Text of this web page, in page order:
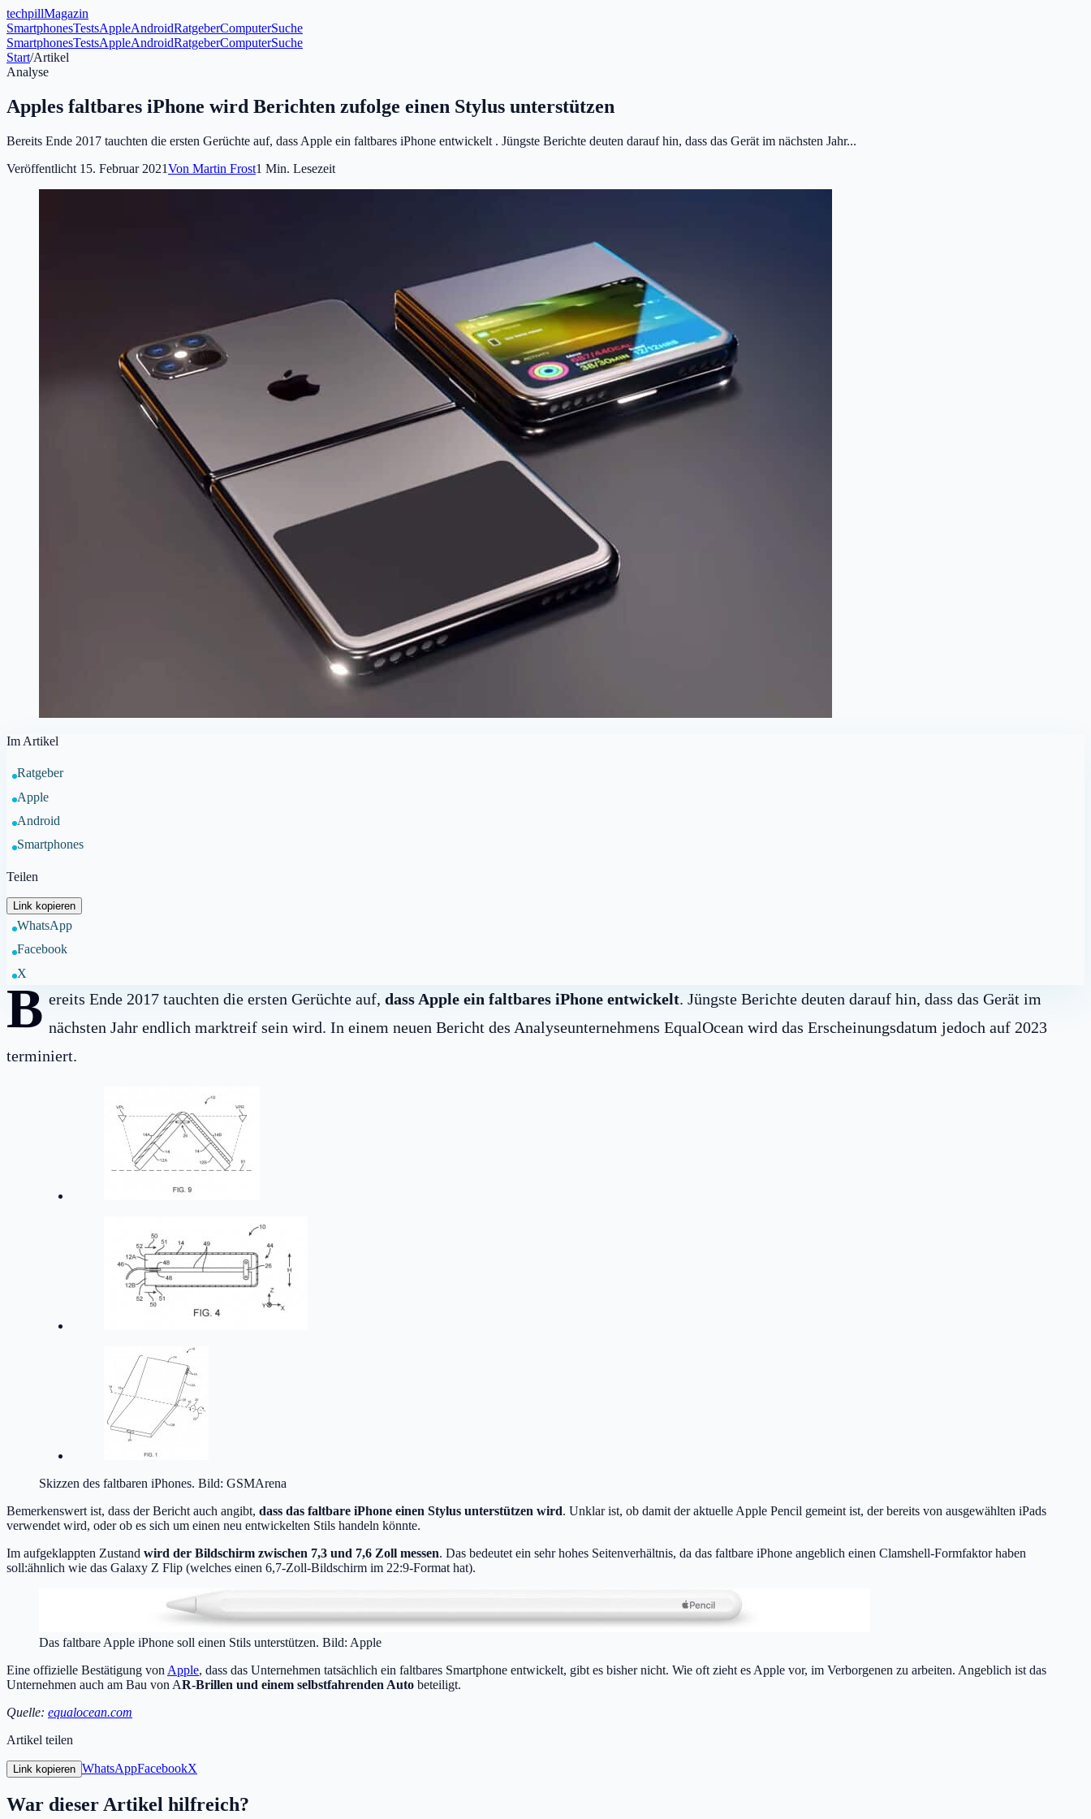
techpillMagazin
SmartphonesTestsAppleAndroidRatgeberComputerSuche
SmartphonesTestsAppleAndroidRatgeberComputerSuche
Start/Artikel
Analyse
Apples faltbares iPhone wird Berichten zufolge einen Stylus unterstützen
Bereits Ende 2017 tauchten die ersten Gerüchte auf, dass Apple ein faltbares iPhone entwickelt . Jüngste Berichte deuten darauf hin, dass das Gerät im nächsten Jahr...
Veröffentlicht 15. Februar 2021Von Martin Frost1 Min. Lesezeit
Im Artikel
Ratgeber
Apple
Android
Smartphones
Teilen
Link kopieren
WhatsApp
Facebook
X
B ereits Ende 2017 tauchten die ersten Gerüchte auf,dass Apple ein faltbares iPhone entwickelt. Jüngste Berichte deuten darauf hin, dass das Gerät im
nächsten Jahr endlich marktreif sein wird. In einem neuen Bericht des Analyseunternehmens EqualOcean wird das Erscheinungsdatum jedoch auf 2023
terminiert.
Skizzen des faltbaren iPhones. Bild: GSMArena
Bemerkenswert ist, dass der Bericht auch angibt, dass das faltbare iPhone einen Stylus unterstützen wird. Unklar ist, ob damit der aktuelle Apple Pencil gemeint ist, der bereits von ausgewählten iPads
verwendet wird, oder ob es sich um einen neu entwickelten Stils handeln könnte.
Im aufgeklappten Zustand wird der Bildschirm zwischen 7,3 und 7,6 Zoll messen. Das bedeutet ein sehr hohes Seitenverhältnis, da das faltbare iPhone angeblich einen Clamshell-Formfaktor haben
soll:ähnlich wie das Galaxy Z Flip (welches einen 6,7-Zoll-Bildschirm im 22:9-Format hat).
Das faltbare Apple iPhone soll einen Stils unterstützen. Bild: Apple
Eine offizielle Bestätigung von Apple, dass das Unternehmen tatsächlich ein faltbares Smartphone entwickelt, gibt es bisher nicht. Wie oft zieht es Apple vor, im Verborgenen zu arbeiten. Angeblich ist das
Unternehmen auch am Bau von AR-Brillen und einem selbstfahrenden Auto beteiligt.
Quelle: equalocean.com
Artikel teilen
Link kopieren WhatsAppFacebookX
War dieser Artikel hilfreich?